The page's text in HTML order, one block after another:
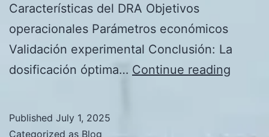
Características del DRA Objetivos
operacionales Parámetros económicos
Validación experimental Conclusión: La
dosificación óptima… Continue reading
Published July 1, 2025
Categorized as Blog